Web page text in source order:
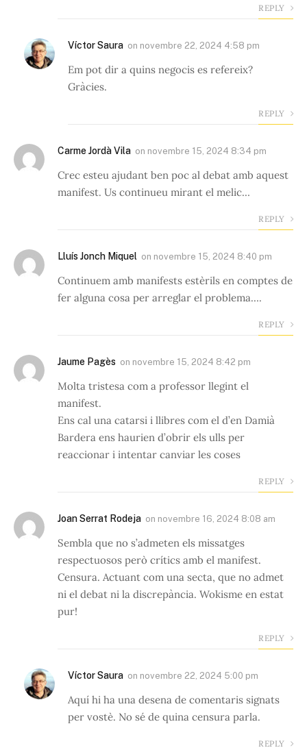
REPLY
Víctor Saura on novembre 22, 2024 4:58 pm
Em pot dir a quins negocis es refereix?
Gràcies.
REPLY
Carme Jordà Vila on novembre 15, 2024 8:34 pm
Crec esteu ajudant ben poc al debat amb aquest
manifest. Us continueu mirant el melic…
REPLY
Lluís Jonch Miquel on novembre 15, 2024 8:40 pm
Continuem amb manifests estèrils en comptes de
fer alguna cosa per arreglar el problema….
REPLY
Jaume Pagès on novembre 15, 2024 8:42 pm
Molta tristesa com a professor llegint el
manifest.
Ens cal una catarsi i llibres com el d’en Damià
Bardera ens haurien d’obrir els ulls per
reaccionar i intentar canviar les coses
REPLY
Joan Serrat Rodeja on novembre 16, 2024 8:08 am
Sembla que no s’admeten els missatges
respectuosos però crítics amb el manifest.
Censura. Actuant com una secta, que no admet
ni el debat ni la discrepància. Wokisme en estat
pur!
REPLY
Víctor Saura on novembre 22, 2024 5:00 pm
Aquí hi ha una desena de comentaris signats
per vostè. No sé de quina censura parla.
REPLY